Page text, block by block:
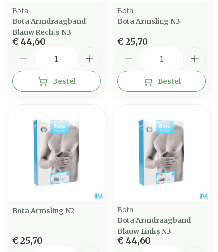
Bota
Bota Armdraagband
Blauw Rechts N3
€ 44,60
Bestel
Bota
Bota Armsling N3
€ 25,70
Bestel
Bota Armsling N2
€ 25,70
Bota
Bota Armdraagband
Blauw Links N3
€ 44,60